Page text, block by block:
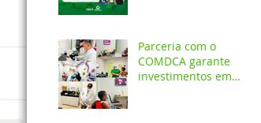
Parceria com o
COMDCA garante
investimentos em